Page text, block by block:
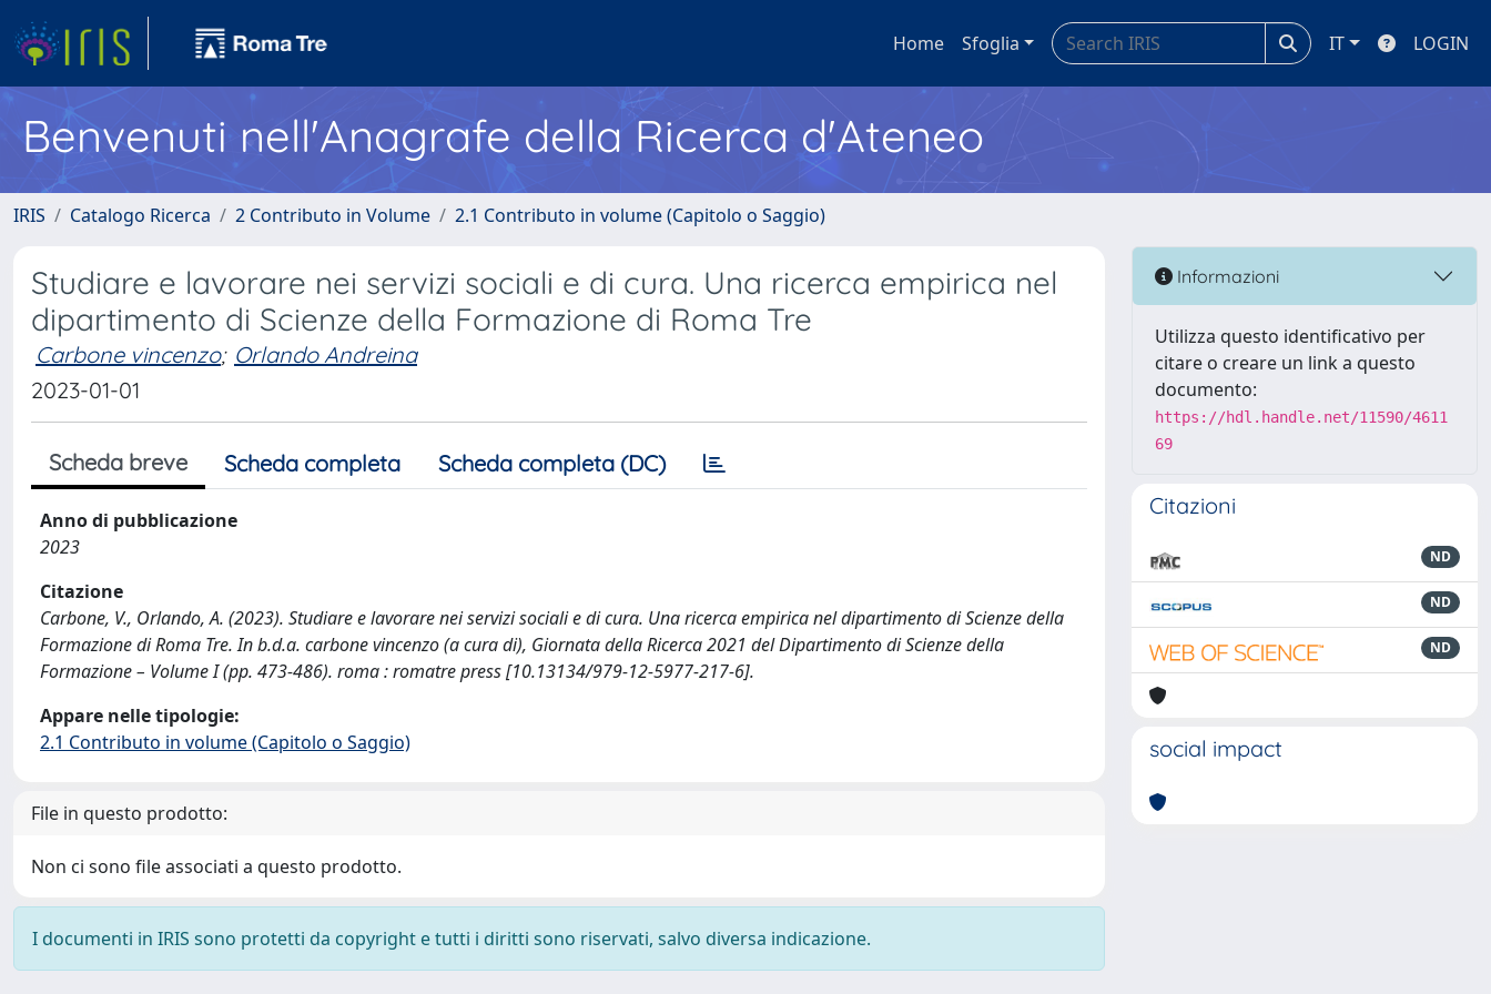
Home Sfoglia IT LOGIN
Benvenuti nell'Anagrafe della Ricerca d'Ateneo
IRIS Catalogo Ricerca 2 Contributo in Volume 2.1 Contributo in volume (Capitolo o Saggio)
Studiare e lavorare nei servizi sociali e di cura. Una ricerca empirica nel
dipartimento di Scienze della Formazione di Roma Tre
Carbone vincenzo; Orlando Andreina
2023-01-01
Scheda breve Scheda completa Scheda completa (DC)
Anno di pubblicazione
2023
Citazione
Carbone, V., Orlando, A. (2023). Studiare e lavorare nei servizi sociali e di cura. Una ricerca empirica nel dipartimento di Scienze della
Formazione di Roma Tre. In b.d.a. carbone vincenzo (a cura di), Giornata della Ricerca 2021 del Dipartimento di Scienze della
Formazione – Volume I (pp. 473-486). roma : romatre press [10.13134/979-12-5977-217-6].
Appare nelle tipologie:
2.1 Contributo in volume (Capitolo o Saggio)
File in questo prodotto:
Non ci sono file associati a questo prodotto.
I documenti in IRIS sono protetti da copyright e tutti i diritti sono riservati, salvo diversa indicazione.
Informazioni
Utilizza questo identificativo per
citare o creare un link a questo
documento:
https://hdl.handle.net/11590/4611
69
Citazioni
ND
ND
ND
social impact